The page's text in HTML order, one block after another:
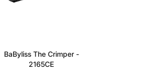
BaByliss The Crimper -
2165CE